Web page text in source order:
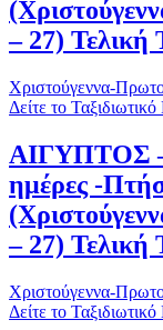
– 27) Τελική
Χριστούγεννα-
Δείτε το
ΑΙΓΥΠΤΟΣ –
ημέρες -
– 27) Τελική
Χριστούγεννα-
Δείτε το